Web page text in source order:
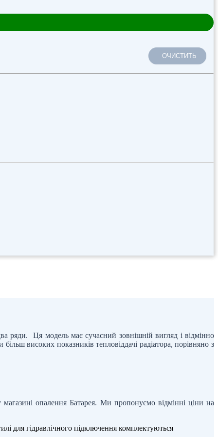
ОЧИСТИТЬ
ряди. Ця модель має сучасний зовнішній вигляд і відмінно
високих показників тепловіддачі радіатора, порівняно з
опалення Батарея. Ми пропонуємо відмінні ціни на
для гідравлічного підключення комплектуються